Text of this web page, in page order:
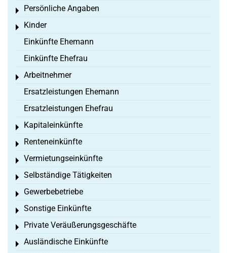
Persönliche Angaben
Toggle menu
Kinder
Toggle menu
Einkünfte Ehemann
Einkünfte Ehefrau
Arbeitnehmer
Toggle menu
Ersatzleistungen Ehemann
Ersatzleistungen Ehefrau
Kapitaleinkünfte
Toggle menu
Renteneinkünfte
Toggle menu
Vermietungseinkünfte
Toggle menu
Selbständige Tätigkeiten
Toggle menu
Gewerbebetriebe
Toggle menu
Sonstige Einkünfte
Toggle menu
Private Veräußerungsgeschäfte
Toggle menu
Ausländische Einkünfte
Toggle menu